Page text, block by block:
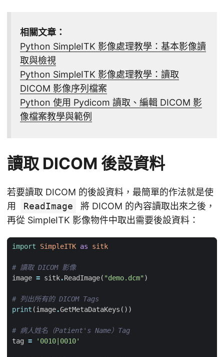
相關文章：
Python SimpleITK 影像處理教學：基本影像讀
取與檢視
Python SimpleITK 影像處理教學：讀取
DICOM 影像序列檔案
Python 使用 Pydicom 讀取、編輯 DICOM 影
像檔案教學與範例
讀取 DICOM 後設資料
若要讀取 DICOM 的後設資料，最簡單的作法就是使
用
ReadImage
將 DICOM 的內容讀取出來之後，
再從 SimpleITK 影像物件中取出需要後設資料：
import SimpleITK as sitk
# 讀取 DICOM 影像
image = sitk.ReadImage( "demo.dcm")
# 列出所有的 DICOM Tags
print (image.GetMetaDataKeys ())
# 病人姓名（Patient's Name）Tag
tag = '0010|0010'